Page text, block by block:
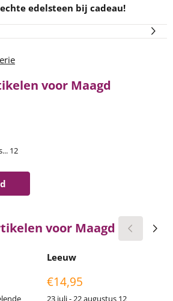
edelsteen bij cadeau!
voor Maagd
voor Maagd
Leeuw
Prijs: 14,95
€14,95
23 juli - 22 augustus 12